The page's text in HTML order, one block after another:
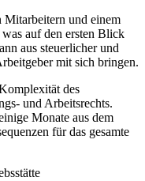
und einem
auf den ersten Blick
aus steuerlicher und
mit sich bringen.
des
und Arbeitsrechts.
Monate aus dem
für das gesamte